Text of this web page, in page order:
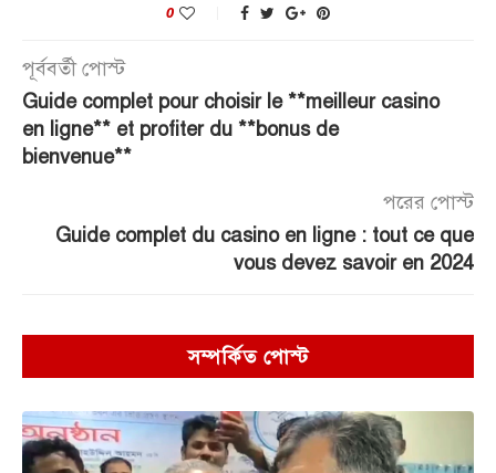
0
পূর্ববর্তী পোস্ট
Guide complet pour choisir le **meilleur casino
en ligne** et profiter du **bonus de
bienvenue**
পরের পোস্ট
Guide complet du casino en ligne : tout ce que
vous devez savoir en 2024
সম্পর্কিত পোস্ট